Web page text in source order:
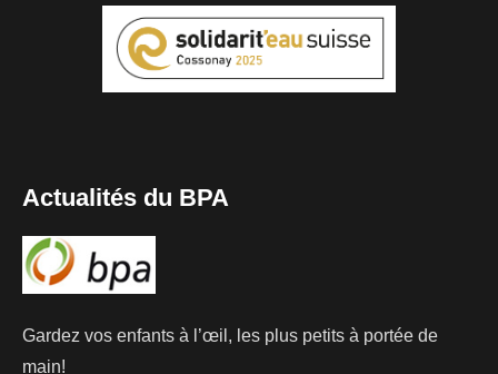
Actualités du BPA
Gardez vos enfants à l’œil, les plus petits à portée de
main!